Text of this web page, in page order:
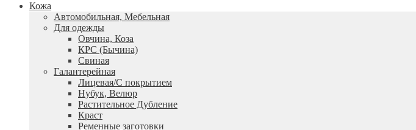
Кожа
Автомобильная, Мебельная
Для одежды
Овчина, Коза
КРС (Бычина)
Свиная
Галантерейная
Лицевая/С покрытием
Нубук, Велюр
Растительное Дубление
Краст
Ременные заготовки